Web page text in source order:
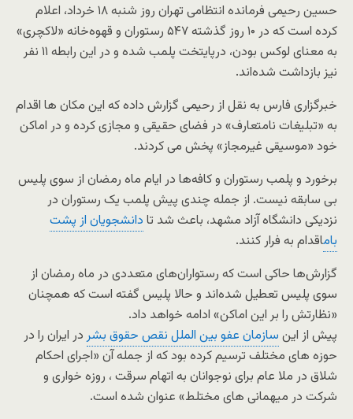
حسین رحیمی فرمانده انتظامی تهران روز شنبه ۱۸ خرداد، اعلام
کرده است که در ۱۰ روز گذشته ۵۴۷ رستوران و قهوه‌خانه «لاکچری»
به معنای لوکس بودن، درپایتخت پلمب شده و در این رابطه ۱۱ نفر
نیز بازداشت شده‌اند.
خبرگزاری فارس به نقل از رحیمی گزارش داده که این مکان ها اقدام
به «تبلیغات نامتعارف» در فضای حقیقی و مجازی کرده و در اماکن
خود «موسیقی غیرمجاز» پخش می کردند.
برخورد و پلمب رستوران و کافه‌ها در ایام ماه رمضان از سوی پلیس
بی سابقه نیست. از جمله چندی پیش پلمب یک رستوران در
نزدیکی دانشگاه آزاد مشهد، باعث شد تا دانشجویان از پشت
باماقدام به فرار کنند.
گزارش‌ها حاکی است که رستواران‌های متعددی در ماه رمضان از
سوی پلیس تعطیل شده‌اند و حالا پلیس گفته است که همچنان
«نظارتش را بر این اماکن» ادامه خواهد داد.
پیش از این سازمان عفو بین الملل نقص حقوق بشر در ایران را در
حوزه های مختلف ترسیم کرده بود که از جمله آن «اجرای احکام
شلاق در ملا عام برای نوجوانان به اتهام سرقت ، روزه خواری و
شرکت در میهمانی های مختلط» عنوان شده است.